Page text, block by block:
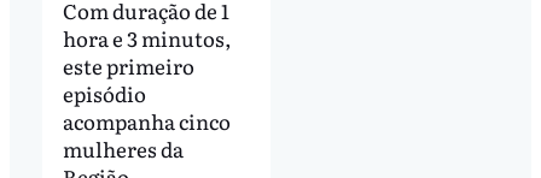
Com duração de 1
hora e 3 minutos,
este primeiro
episódio
acompanha cinco
mulheres da